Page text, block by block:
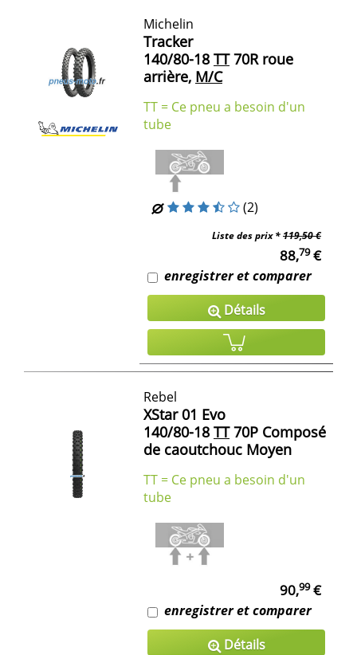
Michelin
Tracker
140/80-18 TT70R roue
arrière, M/C
TT = Ce pneu a besoin d'un
tube
(2)
Liste des prix *119,50 €
88,79€
enregistrer et comparer
Détails
Rebel
XStar 01 Evo
140/80-18 TT70P Composé
de caoutchouc Moyen
TT = Ce pneu a besoin d'un
tube
90,99€
enregistrer et comparer
Détails